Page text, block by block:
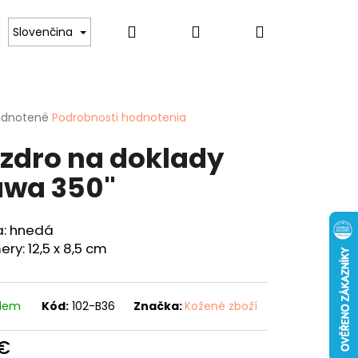
psov Pre ženy Hobby
Slovenčina Hľadať PrihlásenieNákupný
Podrobnosti hodnotenia
na doklady
350"
hnedá
12,5 x 8,5 cm
Kód: 102-B36 Značka:Kožené zboží
40 "KAPOR"